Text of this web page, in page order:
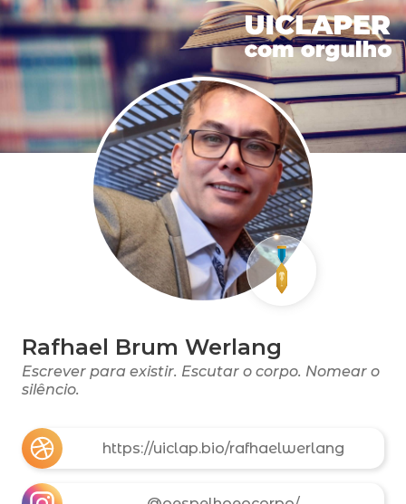
Rafhael Brum Werlang
Escrever para existir. Escutar o corpo. Nomear o
silêncio.
https://uiclap.bio/rafhaelwerlang